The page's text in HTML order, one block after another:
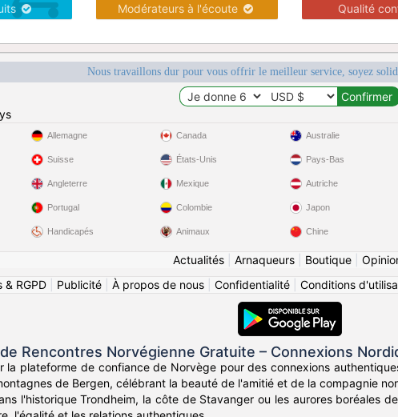
Modérateurs à l'écoute Qualité
Nous travaillons dur pour vous offrir le meilleur service, soyez
Allemagne
Suisse
Angleterre
Portugal
Handicapés
Canada
États-Unis
Mexique
Colombie
Animaux
Australie
Pays-Bas
Autriche
Japon
Chine
Actualités| Arnaqueurs| Boutique|
& RGPD| Publicité| À propos de nous| Confidentialité| Conditions
Rencontres Norvégienne Gratuite – Connexions
la plateforme de confiance de Norvège pour des connexions
de Bergen, célébrant la beauté de l'amitié et de la compagnie
l'historique Trondheim, la côte de Stavanger ou les aurores boréales